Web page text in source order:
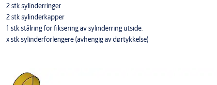
2 stk sylinderringer
2 stk sylinderkapper
1 stk stålring for fiksering av sylinderring utside.
x stk sylinderforlengere (avhengig av dørtykkelse)